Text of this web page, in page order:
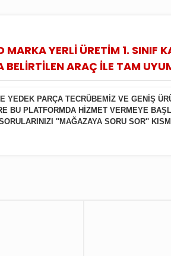
MARKA YERLİ ÜRETİM 1. SINIF
BELİRTİLEN ARAÇ İLE TAM
YEDEK PARÇA TECRÜBEMİZ VE GENİŞ
BU PLATFORMDA HİZMET VERMEYE
''MAĞAZAYA SORU SOR''